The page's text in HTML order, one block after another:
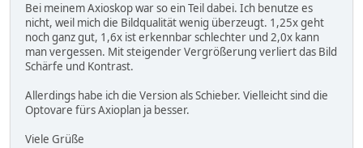
Bei meinem Axioskop war so ein Teil dabei. Ich benutze es
nicht, weil mich die Bildqualität wenig überzeugt. 1,25x geht
noch ganz gut, 1,6x ist erkennbar schlechter und 2,0x kann
man vergessen. Mit steigender Vergrößerung verliert das Bild
Schärfe und Kontrast.
Allerdings habe ich die Version als Schieber. Vielleicht sind die
Optovare fürs Axioplan ja besser.
Viele Grüße